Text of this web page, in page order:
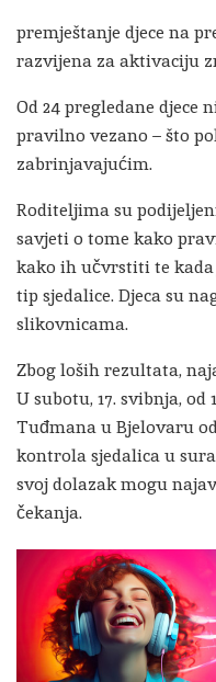
premještanje djece na
razvijena za aktivaciju
Od 24 pregledane djece
pravilno vezano – što
zabrinjavajućim.
Roditeljima su
savjeti o tome kako
kako ih učvrstiti te
tip sjedalice. Djeca su
slikovnicama.
Zbog loših rezultata,
U subotu, 17. svibnja, od
Tuđmana u Bjelovaru
kontrola sjedalica u
svoj dolazak mogu
čekanja.